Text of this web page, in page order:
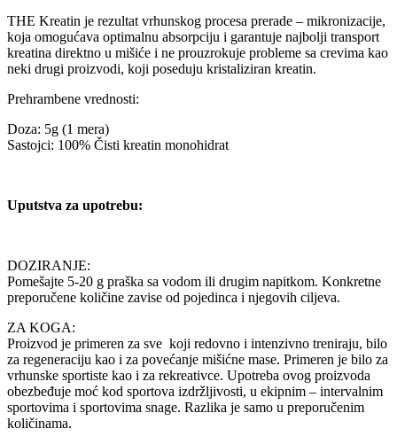
THE Kreatin je rezultat vrhunskog procesa prerade – mikronizacije,
koja omogućava optimalnu absorpciju i garantuje najbolji transport
kreatina direktno u mišiće i ne prouzrokuje probleme sa crevima kao
neki drugi proizvodi, koji poseduju kristaliziran kreatin.
Prehrambene vrednosti:
Doza: 5g (1 mera)
Sastojci: 100% Čisti kreatin monohidrat
Uputstva za upotrebu:
DOZIRANJE:
Pomešajte 5-20 g praška sa vodom ili drugim napitkom. Konkretne
preporučene količine zavise od pojedinca i njegovih ciljeva.
ZA KOGA:
Proizvod je primeren za sve koji redovno i intenzivno treniraju, bilo
za regeneraciju kao i za povećanje mišićne mase. Primeren je bilo za
vrhunske sportiste kao i za rekreativce. Upotreba ovog proizvoda
obezbeđuje moć kod sportova izdržljivosti, u ekipnim – intervalnim
sportovima i sportovima snage. Razlika je samo u preporučenim
količinama.